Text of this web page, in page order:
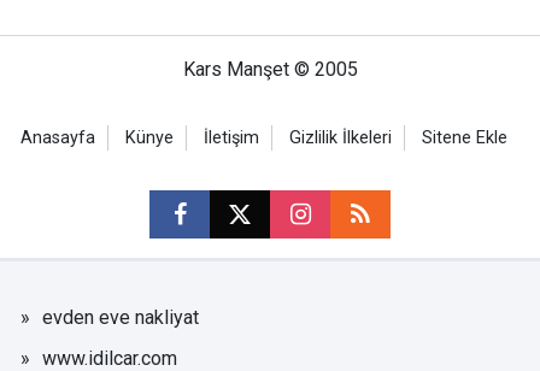
Kars Manşet © 2005
Anasayfa Künye İletişim Gizlilik İlkeleri Sitene Ekle
evden eve nakliyat
www.idilcar.com